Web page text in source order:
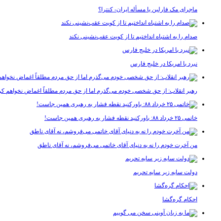
ماجرای مک فارلین یا مسأله ایران- کنترا؟
صدام را به اشتباه انداختیم تا از کویت عقب‌نشینی نکند
نبرد با امریکا در خلیج فارس
رهبر انقلاب: از حق شخصی خودم می‌گذرم اما از حق مردم مطلقاً اغماض نخواهم
خاتمی ۲۵ خرداد ۸۸: باورکنید نقطه فشار به رهبری همین جاست!
من آخرت خودم را نه به دنیای آقای خاتمی می‌فروشم، نه آقای ناطق
دولت سایه زیر سایه تحریم
احکام گره‌گشا